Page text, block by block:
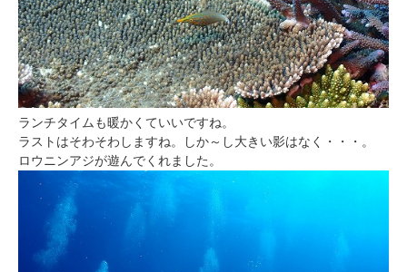
ランチタイムも暖かくていいですね。
ラストはそわそわしますね。しか～し大きい影はなく・・・。
ロウニンアジが遊んでくれました。